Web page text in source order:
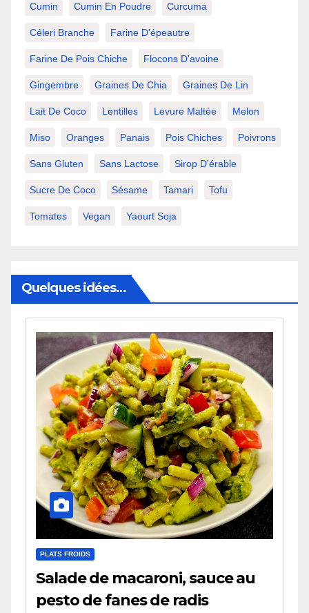
Cumin Cumin En Poudre Curcuma
Céleri Branche Farine D'épeautre
Farine De Pois Chiche Flocons D'avoine
Gingembre Graines De Chia Graines De Lin
Lait De Coco Lentilles Levure Maltée Melon
Miso Oranges Panais Pois Chiches Poivrons
Sans Gluten Sans Lactose Sirop D'érable
Sucre De Coco Sésame Tamari Tofu
Tomates Vegan Yaourt Soja
Quelques idées…
PLATS FROIDS
Salade de macaroni, sauce au
pesto de fanes de radis